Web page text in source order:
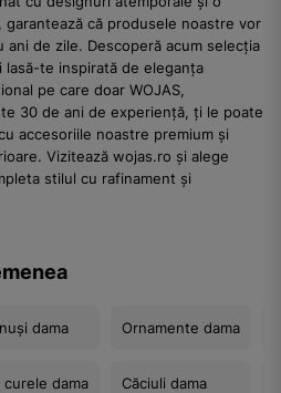
că produsele noastre vor
de zile. Descoperă acum selecția
lasă-te inspirată de eleganța
pe care doar WOJAS,
30 de ani de experiență, ți le poate
accesoriile noastre premium și
Vizitează wojas.ro și alege
stilul cu rafinament și
dama
curele dama
Ornamente dama
Căciuli dama